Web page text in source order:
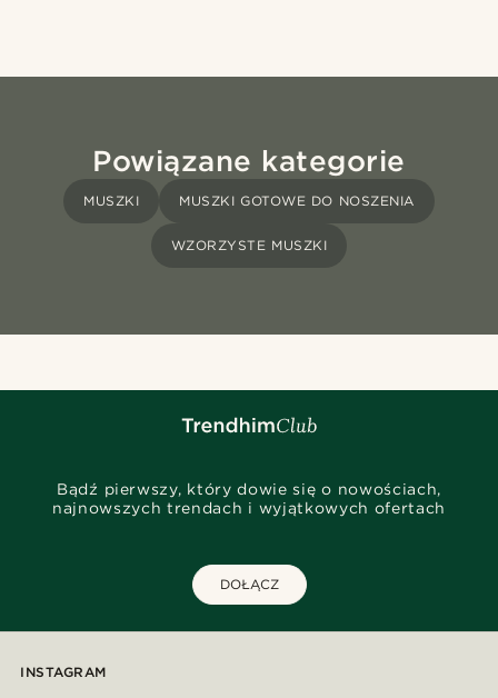
Powiązane kategorie
MUSZKI MUSZKI GOTOWE DO NOSZENIA
WZORZYSTE MUSZKI
Bądź pierwszy, który dowie się o nowościach,
najnowszych trendach i wyjątkowych ofertach
DOŁĄCZ
INSTAGRAM